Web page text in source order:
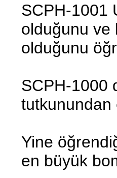
SCPH-1001
olduğunu ve
olduğunu
SCPH-1000
tutkunundan
Yine
en büyük